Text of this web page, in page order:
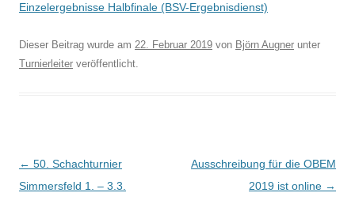
Einzelergebnisse Halbfinale (BSV-Ergebnisdienst)
Dieser Beitrag wurde am 22. Februar 2019 von Björn Augner unter
Turnierleiter veröffentlicht.
Beitragsnavigation
← 50. Schachturnier
Simmersfeld 1. – 3.3.
Ausschreibung für die OBEM
2019 ist online →